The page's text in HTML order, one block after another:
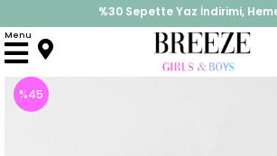
%30 Sepette Yaz İndirimi,
İndirimlere ek %10 İndirimi Kap,
Menu
Anasayfa Üst Giyim Sweatshirt
%45